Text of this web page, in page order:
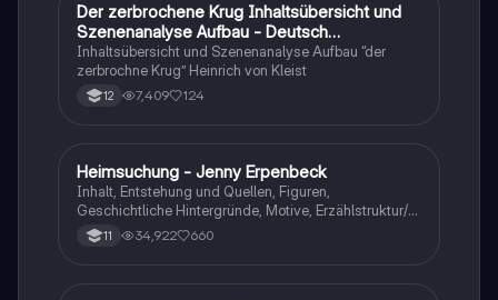
Deutsch
Der zerbrochene Krug Inhaltsübersicht und
Szenenanalyse Aufbau - Deutsch
Q1/Q2/Abitur
Inhaltsübersicht und Szenenanalyse Aufbau “der
zerbrochne Krug” Heinrich von Kleist
12 7,409 124
Deutsch
Heimsuchung - Jenny Erpenbeck
Inhalt, Entstehung und Quellen, Figuren,
Geschichtliche Hintergründe, Motive, Erzählstruktur/-
stil 11 34,922 660